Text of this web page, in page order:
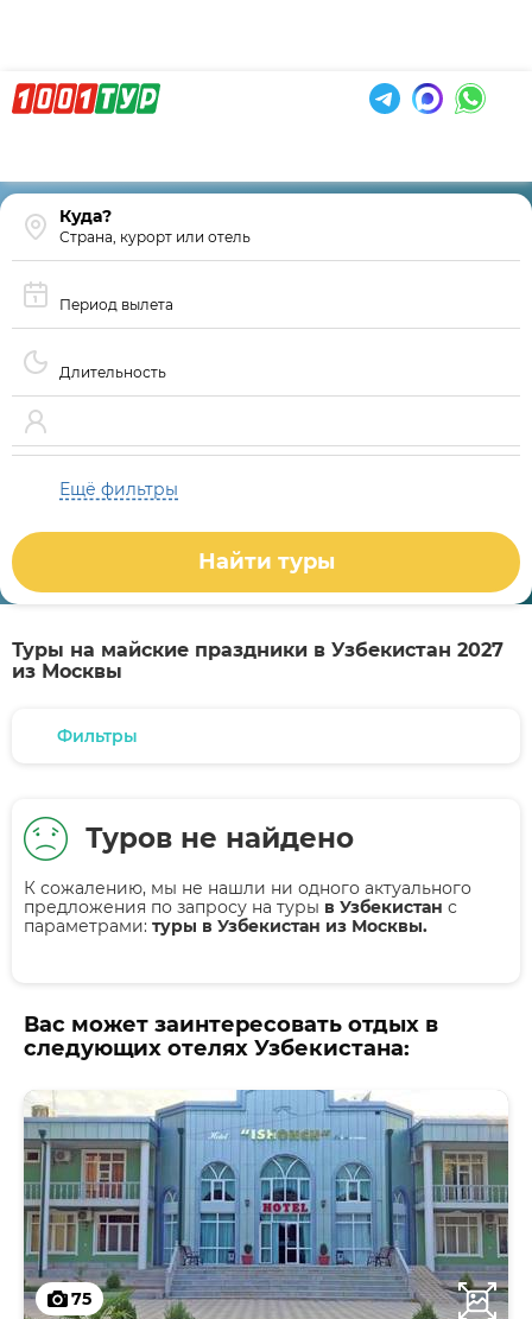
Страна, курорт или отель
Период вылета
Длительность
Ещё фильтры
Найти туры
Туры на майские праздники в Узбекистан 2027
из Москвы
Фильтры
Туров не найдено
К сожалению, мы не нашли ни одного актуального
предложения по запросу на туры в Узбекистан с
параметрами: туры в Узбекистан из Москвы.
Вас может заинтересовать отдых в
следующих отелях Узбекистана:
75